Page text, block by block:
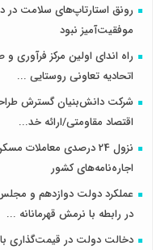
رونق استارتاپ‌های سلامت در
موفقیت‌آمیز نبود
راه اندای اولین مرکز فرآوری
اتحادیه تعاونی روستایی ...
شرکت دانش‌بنیان گسترش
اقتصاد مقاومتی/ارائه خد...
اجاره‌نامه‌های کشور
عملکرد دولت دوازدهم و
در رابطه با نرمش قهرمانانه ...
دخالت دولت در قیمت‌گذاری